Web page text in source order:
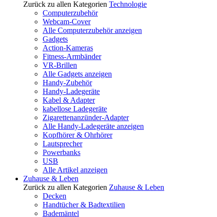
Zurück zu allen Kategorien Technologie
Computerzubehör
Webcam-Cover
Alle Computerzubehör anzeigen
Gadgets
Action-Kameras
Fitness-Armbänder
VR-Brillen
Alle Gadgets anzeigen
Handy-Zubehör
Handy-Ladegeräte
Kabel & Adapter
kabellose Ladegeräte
Zigarettenanzünder-Adapter
Alle Handy-Ladegeräte anzeigen
Kopfhörer & Ohrhörer
Lautsprecher
Powerbanks
USB
Alle Artikel anzeigen
Zuhause & Leben
Zurück zu allen Kategorien Zuhause & Leben
Decken
Handtücher & Badtextilien
Bademäntel